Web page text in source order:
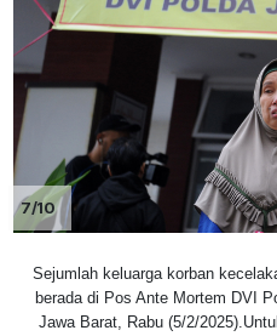
7/10
Sejumlah keluarga korban
berada di Pos Ante Mortem DVI
Jawa Barat, Rabu (5/2/